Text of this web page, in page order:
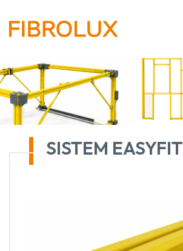
SISTEM EASYFIT